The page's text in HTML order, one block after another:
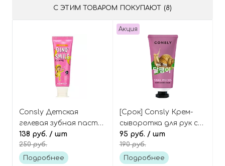
С ЭТИМ ТОВАРОМ ПОКУПАЮТ (8)
Consly Детская
гелевая зубная паста
со вкусом банана
Dino's Smile Kids Gel
Toothpaste Banana
138 руб. / шт
250 руб.
Подробнее
Акция
[Срок] Consly Крем-
сыворотка для рук с
муцином улитки Hand
essence cream snail
mucus
95 руб. / шт
190 руб.
Подробнее